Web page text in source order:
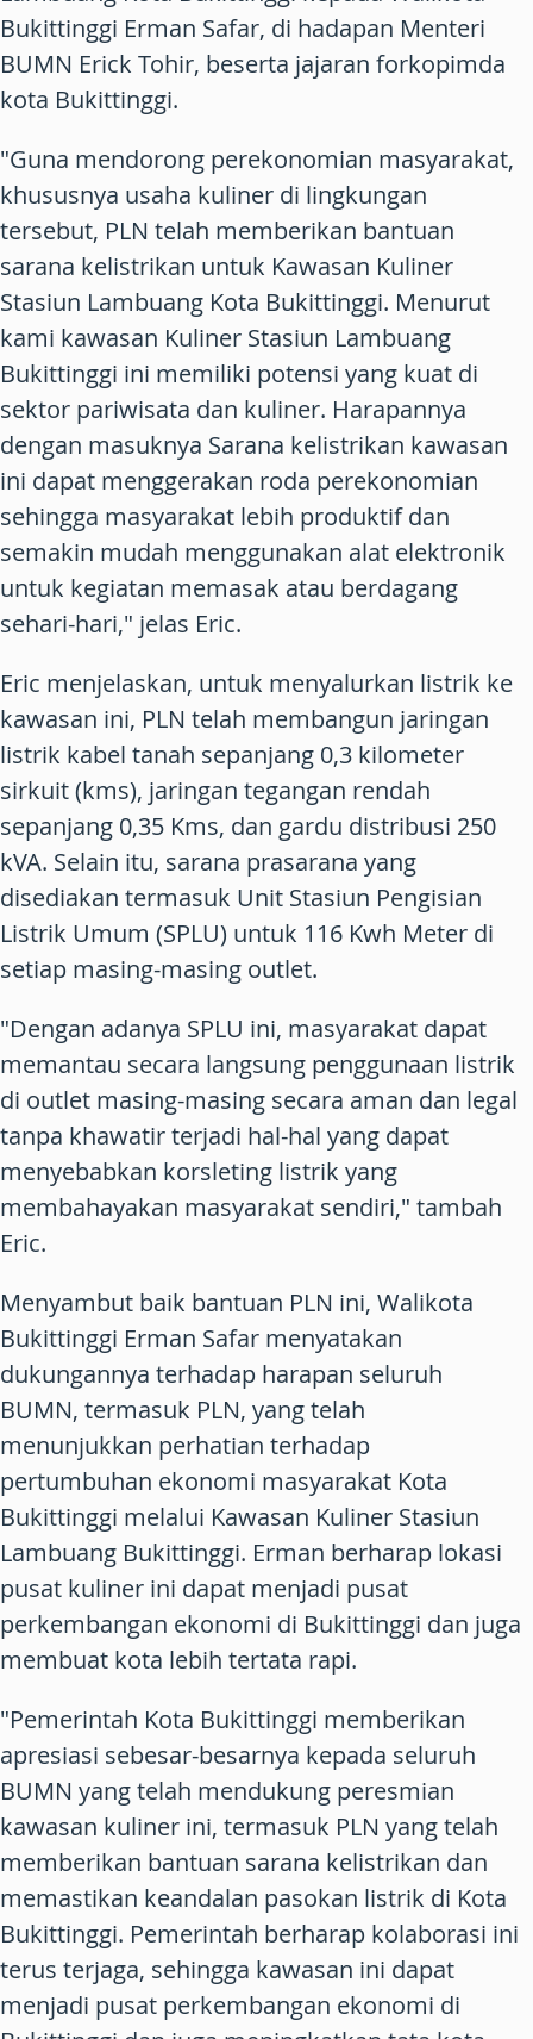
Bukittinggi Erman Safar, di hadapan Menteri
BUMN Erick Tohir, beserta jajaran forkopimda
kota Bukittinggi.
"Guna mendorong perekonomian masyarakat,
khususnya usaha kuliner di lingkungan
tersebut, PLN telah memberikan bantuan
sarana kelistrikan untuk Kawasan Kuliner
Stasiun Lambuang Kota Bukittinggi. Menurut
kami kawasan Kuliner Stasiun Lambuang
Bukittinggi ini memiliki potensi yang kuat di
sektor pariwisata dan kuliner. Harapannya
dengan masuknya Sarana kelistrikan kawasan
ini dapat menggerakan roda perekonomian
sehingga masyarakat lebih produktif dan
semakin mudah menggunakan alat elektronik
untuk kegiatan memasak atau berdagang
sehari-hari," jelas Eric.
Eric menjelaskan, untuk menyalurkan listrik ke
kawasan ini, PLN telah membangun jaringan
listrik kabel tanah sepanjang 0,3 kilometer
sirkuit (kms), jaringan tegangan rendah
sepanjang 0,35 Kms, dan gardu distribusi 250
kVA. Selain itu, sarana prasarana yang
disediakan termasuk Unit Stasiun Pengisian
Listrik Umum (SPLU) untuk 116 Kwh Meter di
setiap masing-masing outlet.
"Dengan adanya SPLU ini, masyarakat dapat
memantau secara langsung penggunaan listrik
di outlet masing-masing secara aman dan legal
tanpa khawatir terjadi hal-hal yang dapat
menyebabkan korsleting listrik yang
membahayakan masyarakat sendiri," tambah
Eric.
Menyambut baik bantuan PLN ini, Walikota
Bukittinggi Erman Safar menyatakan
dukungannya terhadap harapan seluruh
BUMN, termasuk PLN, yang telah
menunjukkan perhatian terhadap
pertumbuhan ekonomi masyarakat Kota
Bukittinggi melalui Kawasan Kuliner Stasiun
Lambuang Bukittinggi. Erman berharap lokasi
pusat kuliner ini dapat menjadi pusat
perkembangan ekonomi di Bukittinggi dan juga
membuat kota lebih tertata rapi.
"Pemerintah Kota Bukittinggi memberikan
apresiasi sebesar-besarnya kepada seluruh
BUMN yang telah mendukung peresmian
kawasan kuliner ini, termasuk PLN yang telah
memberikan bantuan sarana kelistrikan dan
memastikan keandalan pasokan listrik di Kota
Bukittinggi. Pemerintah berharap kolaborasi ini
terus terjaga, sehingga kawasan ini dapat
menjadi pusat perkembangan ekonomi di